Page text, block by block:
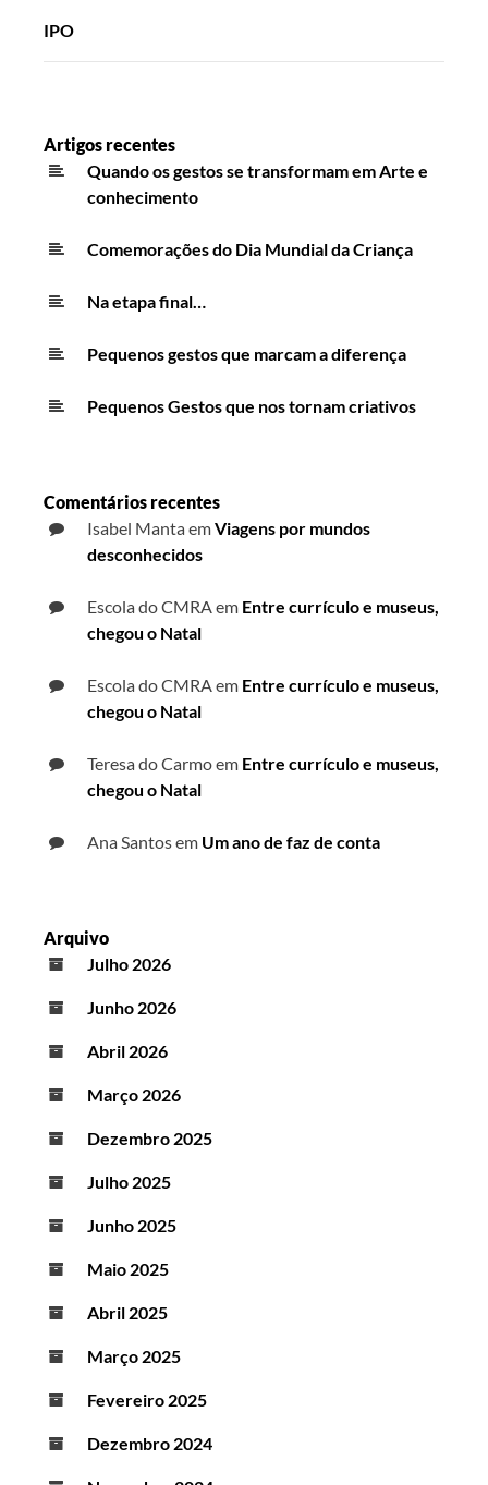
IPO
Artigos recentes
Quando os gestos se transformam em Arte e
conhecimento
Comemorações do Dia Mundial da Criança
Na etapa final…
Pequenos gestos que marcam a diferença
Pequenos Gestos que nos tornam criativos
Comentários recentes
Isabel MantaemViagens por mundos
desconhecidos
Escola do CMRA em Entre currículo e museus,
chegou o Natal
Escola do CMRA em Entre currículo e museus,
chegou o Natal
Teresa do Carmoem Entre currículo e museus,
chegou o Natal
Ana Santosem Um ano de faz de conta
Arquivo
Julho 2026
Junho 2026
Abril 2026
Março 2026
Dezembro 2025
Julho 2025
Junho 2025
Maio 2025
Abril 2025
Março 2025
Fevereiro 2025
Dezembro 2024